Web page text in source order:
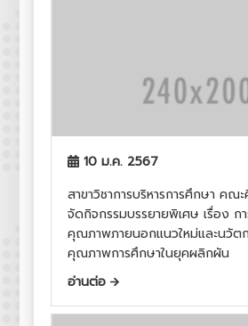
10 ม.ค. 2567
สาขาวิชาการบริหารการศึกษา คณ
จัดกิจกรรมบรรยายพิเศษ เรื่อง กา
คุณภาพภายนอกแนวใหม่และนวัต
คุณภาพการศึกษาในยุคผลิกผัน
อ่านต่อ